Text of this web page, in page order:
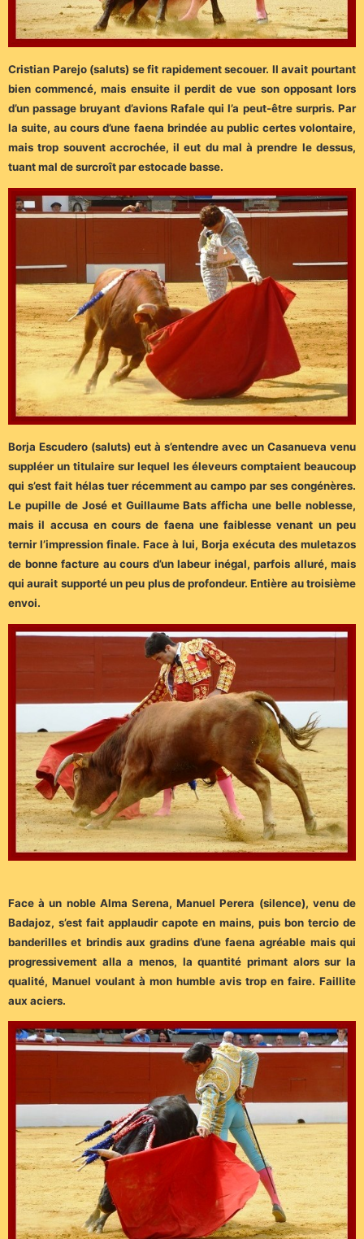
Cristian Parejo (saluts) se fit rapidement secouer. Il avait pourtant
bien commencé, mais ensuite il perdit de vue son opposant lors
d’un passage bruyant d’avions Rafale qui l’a peut-être surpris. Par
la suite, au cours d’une faena brindée au public certes volontaire,
mais trop souvent accrochée, il eut du mal à prendre le dessus,
tuant mal de surcroît par estocade basse.
Borja Escudero (saluts) eut à s’entendre avec un Casanueva venu
suppléer un titulaire sur lequel les éleveurs comptaient beaucoup
qui s’est fait hélas tuer récemment au campo par ses congénères.
Le pupille de José et Guillaume Bats afficha une belle noblesse,
mais il accusa en cours de faena une faiblesse venant un peu
ternir l’impression finale. Face à lui, Borja exécuta des muletazos
de bonne facture au cours d’un labeur inégal, parfois alluré, mais
qui aurait supporté un peu plus de profondeur. Entière au troisième
envoi.
Face à un noble Alma Serena, Manuel Perera (silence), venu de
Badajoz, s’est fait applaudir capote en mains, puis bon tercio de
banderilles et brindis aux gradins d’une faena agréable mais qui
progressivement alla a menos, la quantité primant alors sur la
qualité, Manuel voulant à mon humble avis trop en faire. Faillite
aux aciers.